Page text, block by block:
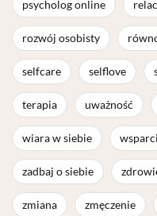
psycholog online
rozwój osobisty
selfcare selflove
terapia uważność
wiara w siebie
zadbaj o siebie
zmiana zmęczenie